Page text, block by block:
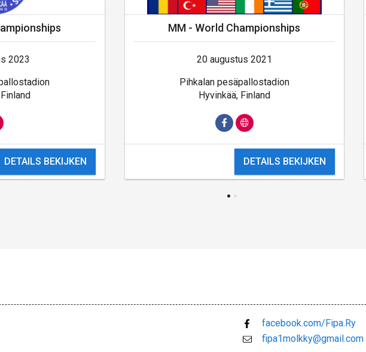
2023
DETAILS BEKIJKEN
MM - World Championships
20 augustus 2021
Pihkalan pesäpallostadion
Hyvinkää, Finland
DETAILS BEKIJKEN
facebook.com/Fipa.Ry
fipa1molkky@gmail.com